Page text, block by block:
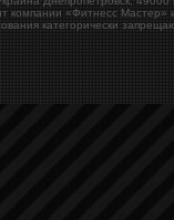
компании «Фитнесс Мастер»
категорически